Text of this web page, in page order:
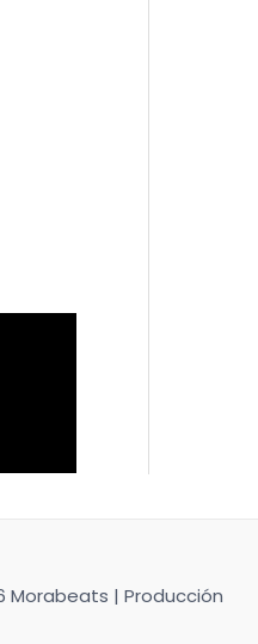
Morabeats | Producción